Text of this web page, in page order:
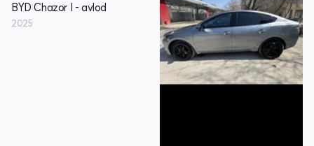
BYD Chazor I - avlod
2025